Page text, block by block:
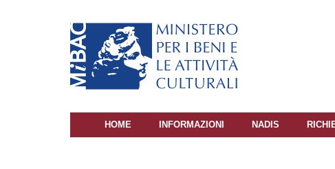
NAVIGAZIONE
HOME INFORMAZIONI NADIS